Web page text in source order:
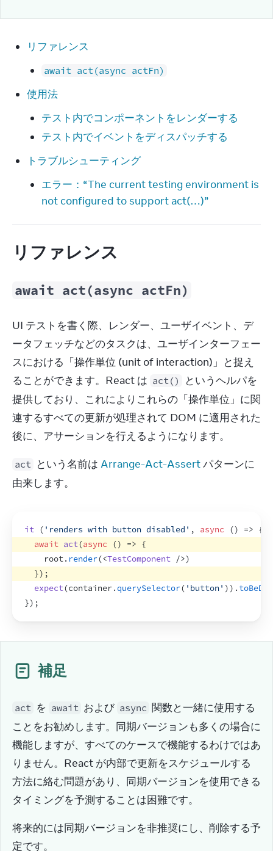
リファレンス
await act(async actFn)
使用法
テスト内でコンポーネントをレンダーする
テスト内でイベントをディスパッチする
トラブルシューティング
エラー：“The current testing environment is
not configured to support act(…)”
リファレンス
await act(async actFn)
UI テストを書く際、レンダー、ユーザイベント、デ
ータフェッチなどのタスクは、ユーザインターフェー
スにおける「操作単位 (unit of interaction)」と捉え
ることができます。React は act()
というヘルパを
提供しており、これによりこれらの「操作単位」に関
連するすべての更新が処理されて DOM に適用された
後に、アサーションを行えるようになります。
act という名前は Arrange-Act-Assert パターンに
由来します。
it ( 'renders with button disabled' , async () => {
await act(async () => {
root. render(<TestComponent />)
}) ;
expect(container.querySelector( 'button' )) .
}) ;
補足
act を await および async 関数と一緒に使用する
ことをお勧めします。同期バージョンも多くの場合に
機能しますが、すべてのケースで機能するわけではあ
りません。React が内部で更新をスケジュールする
方法に絡む問題があり、同期バージョンを使用できる
タイミングを予測することは困難です。
将来的には同期バージョンを非推奨にし、削除する予
定です。